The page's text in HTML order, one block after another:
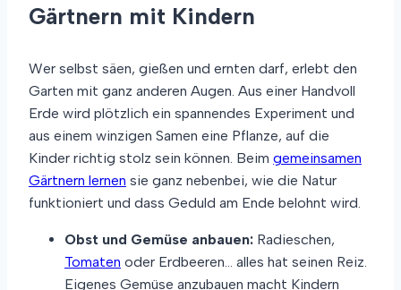
Gärtnern mit Kindern
Wer selbst säen, gießen und ernten darf, erlebt den
Garten mit ganz anderen Augen. Aus einer Handvoll
Erde wird plötzlich ein spannendes Experiment und
aus einem winzigen Samen eine Pflanze, auf die
Kinder richtig stolz sein können. Beim gemeinsamen
Gärtnern lernen sie ganz nebenbei, wie die Natur
funktioniert und dass Geduld am Ende belohnt wird.
Obst und Gemüse anbauen: Radieschen,
Tomaten oder Erdbeeren… alles hat seinen Reiz.
Eigenes Gemüse anzubauen macht Kindern